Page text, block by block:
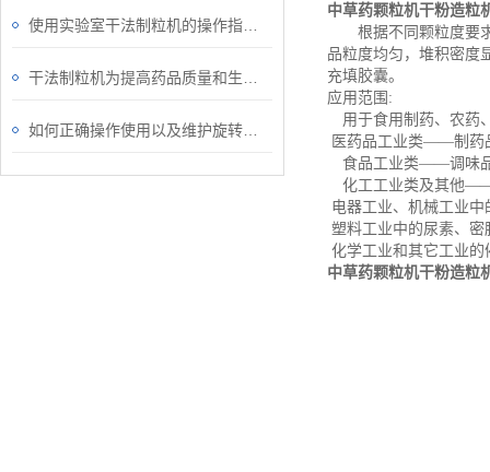
中草药颗粒机干粉造粒
根据不同颗粒度要求
品粒度均匀，堆积密度
充填胶囊。
应用范围:
用于食用制药、农药
医药品工业类——制药
食品工业类——调味品
化工工业类及其他——
电器工业、机械工业
塑料工业中的尿素、
化学工业和其它工业
中草药颗粒机干粉造粒